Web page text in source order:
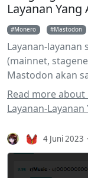
Layanan
Monero Mastodon
Layanan-layanan
(mainnet,
Mastodon akan
tanggal 25 Juni
Read more
Layanan-
4 Juni 2023